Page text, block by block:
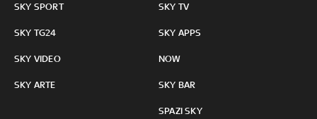
SKY SPORT
SKY TG24
SKY VIDEO
SKY ARTE
SKY TV
SKY APPS
NOW
SKY BAR
SPAZI SKY